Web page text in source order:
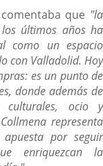
que "la
últimos años ha
como un espacio
con Valladolid. Hoy
es un punto de
donde además de
culturales, ocio y
representa
por seguir
enriquezcan la